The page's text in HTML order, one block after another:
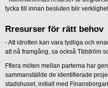
tycka till innan besluten blir
Rresurser för rätt behov
- Att idrotten kan vara tydliga och
att nå framgång, sa också TIdström
Fflera möten mellan parterna har
sammanställde de identifierade
stadshuset, initialt med